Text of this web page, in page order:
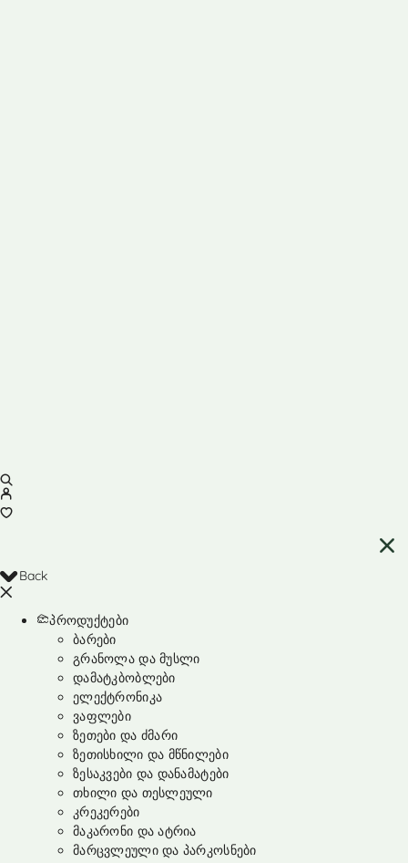
Back
პროდუქტები
ბარები
გრანოლა და მუსლი
დამატკბობლები
ელექტრონიკა
ვაფლები
ზეთები და ძმარი
ზეთისხილი და მწნილები
ზესაკვები და დანამატები
თხილი და თესლეული
კრეკერები
მაკარონი და ატრია
მარცვლეული და პარკოსნები